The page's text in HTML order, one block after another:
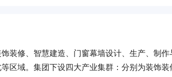
装修、智慧建造、门窗幕墙设计、生产、制
区域。集团下设四大产业集群：分别为装饰